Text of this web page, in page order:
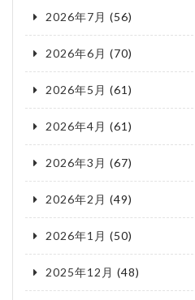
2026年7月 (56)
2026年6月 (70)
2026年5月 (61)
2026年4月 (61)
2026年3月 (67)
2026年2月 (49)
2026年1月 (50)
2025年12月 (48)